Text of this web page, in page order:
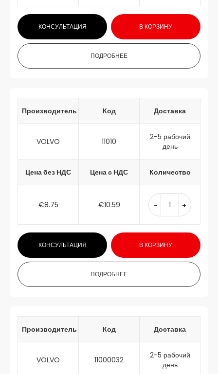
КОНСУЛЬТАЦИЯ В КОРЗИНУ
ПОДРОБНЕЕ
Производитель Код Доставка
VOLVO 11010
2-5 рабочий
день
Цена без НДС Цена с НДС Количество
€8.75 €10.59 - +
КОНСУЛЬТАЦИЯ В КОРЗИНУ
ПОДРОБНЕЕ
Производитель Код Доставка
VOLVO 11000032
2-5 рабочий
день